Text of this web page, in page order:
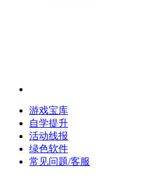
游戏宝库
自学提升
活动线报
绿色软件
常见问题/客服